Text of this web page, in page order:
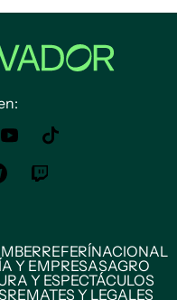
REFERÍNACIONAL
Y EMPRESASAGRO
Y ESPECTÁCULOS
REMATES Y LEGALES